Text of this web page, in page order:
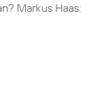
Markus Haas: